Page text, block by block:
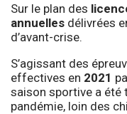
Sur le plan des
annuelles délivrées
d’avant-crise.
S’agissant des
effectives en 2021
saison sportive a été
pandémie, loin des